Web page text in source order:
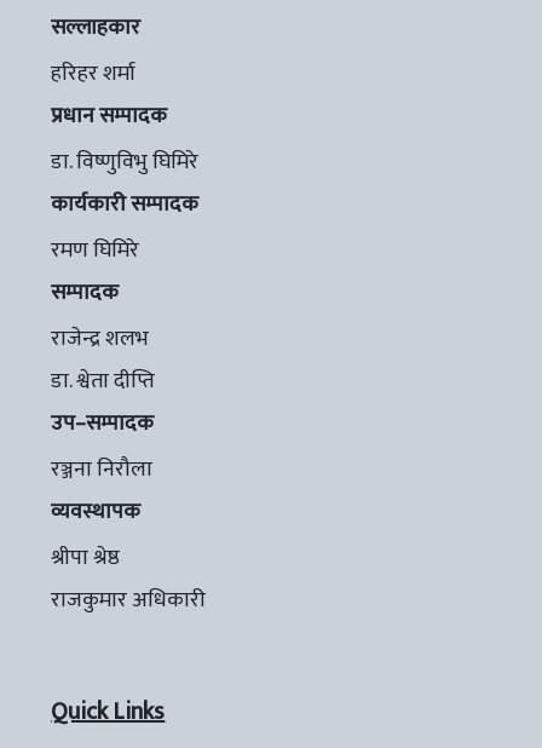
सल्लाहकार
हरिहर शर्मा
प्रधान सम्पादक
डा. विष्णुविभु घिमिरे
कार्यकारी सम्पादक
रमण घिमिरे
सम्पादक
राजेन्द्र शलभ
डा. श्वेता दीप्ति
उप–सम्पादक
रञ्जना निरौला
व्यवस्थापक
श्रीपा श्रेष्ठ
राजकुमार अधिकारी
Quick Links